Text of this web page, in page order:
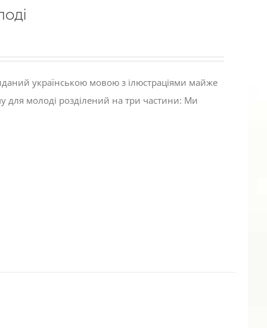
українською мовою з ілюстраціями майже
для молоді розділений на три частини: Ми